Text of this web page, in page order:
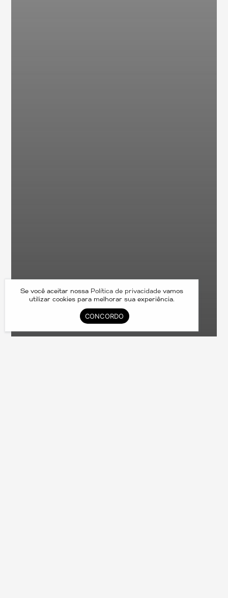
Se você aceitar nossa Política de privacidade vamos
utilizar cookies para melhorar sua experiência.
CONCORDO